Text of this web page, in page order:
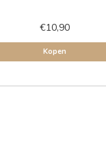
€10,90
Kopen